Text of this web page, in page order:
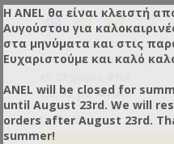
Διατηρεί όλα τα
τροφοδότη οροφής
πάνω στα πλαίσια ή στην περιφέρεια της κυψέλης ,
γεμίστε και κλείστε το
πρόσβαση και από τις
Κατασκευάσαμε έναν τύπο τροφοδότη οροφής με τα
€6,53 με ΦΠΑ
Σε Απόθεμα
Η ANEL θα είναι κλειστή
Αυγούστου για
στα μηνύματα και στις
Ευχαριστούμε και καλό
ANEL will be closed for
until August 23rd. We will
orders after August 23rd.
summer!